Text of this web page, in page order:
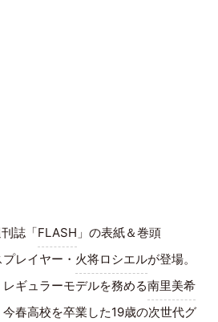
誌「FLASH 」の表紙＆巻頭
レイヤー・ 火将ロシエルが登場。
ギュラーモデルを務める南里美希
春高校を卒業した19歳の次世代グ